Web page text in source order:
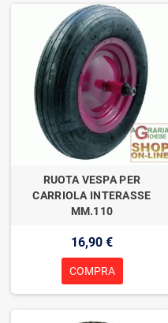
RUOTA VESPA PER
CARRIOLA INTERASSE
MM.110
16,90 €
COMPRA